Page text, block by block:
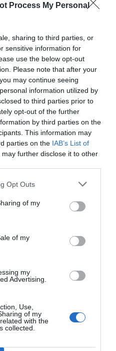
Process My Personal
sharing to third parties, or
sensitive information for
use the below opt-out
Please note that after your
may continue seeing
information utilized by
to third parties prior to
opt-out of the further
by third parties on the
This information may
parties on the IAB’s List of
may further disclose it to other
Opt Outs
of my
of my
my
Advertising.
Use,
of my
with the
collected.
i Yxlan
registerat i
–
29°C
15:00
30°C
livslångt lidande för